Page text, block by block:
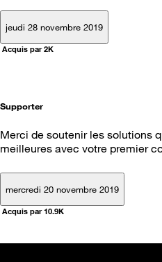
jeudi 28 novembre 2019
Acquis par 2K
Supporter
Merci de soutenir les solutions
meilleures avec votre premier
mercredi 20 novembre 2019
Acquis par 10.9K